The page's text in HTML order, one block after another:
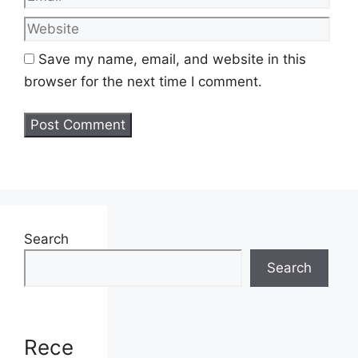
Senarai Jawatan Kosong
Corporate Communication Executive
Regulatory Affairs Senior Executive/
Senior Maintanence Engineer/
Maintanence Engineer
Internship
Jawatan Kosong SPN
Save my name, email, and website in this
browser for the next time I comment.
Search
Search
Rece